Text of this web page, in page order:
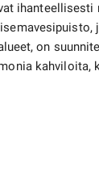
ihanteellisesti
on
kahviloita,